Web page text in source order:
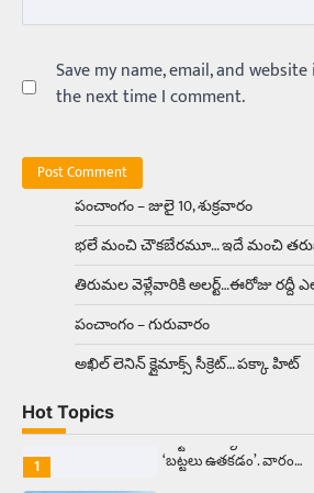
Save my name, email, and
the next time I comment.
పంచాంగం – జులై 10, శుక్రవారం
భలే మంచి చౌకబేరమూ… ఇదే మంచి
తిరుమల వెళ్లేవారికి అలర్ట్‌…ఈరోజు రద్దీ
పంచాంగం – గురువారం
అఖిల్‌ లెనిన్ క్లైమాక్స్‌ సీక్రెట్‌… పక్కా హిట్‌
Hot Topics
అందమైన అమ్మాయిని
అందంగా ఉంటారనే
Balachander
ఉత్తర ప్రదేశ్‌లోని ఝాన్సీ
ప్రమాదం
రహదారిపై వేల సంఖ్యలో
1
Trending
అక్కడ ఆదివారం
సాఫ్ట్‌వేర్ ఉద్యోగి వరకు
‘బట్టలు ఉతకడం’. వారం…